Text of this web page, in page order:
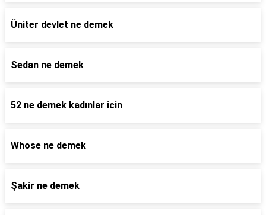
Üniter devlet ne demek
Sedan ne demek
52 ne demek kadınlar icin
Whose ne demek
Şakir ne demek